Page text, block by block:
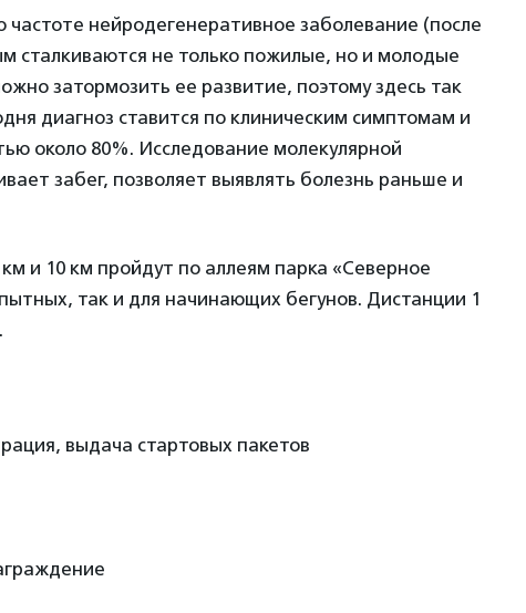
частоте нейродегенеративное заболевание (после
сталкиваются не только пожилые, но и молодые
затормозить ее развитие, поэтому здесь так
диагноз ставится по клиническим симптомам и
около 80%. Исследование молекулярной
забег, позволяет выявлять болезнь раньше и
и 10 км пройдут по аллеям парка «Северное
так и для начинающих бегунов. Дистанции 1
выдача стартовых пакетов